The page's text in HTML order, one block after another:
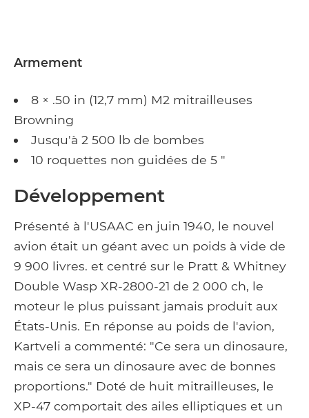
Armement
8 × .50 in (12,7 mm) M2 mitrailleuses
Browning
Jusqu'à 2 500 lb de bombes
10 roquettes non guidées de 5 "
Développement
Présenté à l'USAAC en juin 1940, le nouvel
avion était un géant avec un poids à vide de
9 900 livres. et centré sur le Pratt & Whitney
Double Wasp XR-2800-21 de 2 000 ch, le
moteur le plus puissant jamais produit aux
États-Unis. En réponse au poids de l'avion,
Kartveli a commenté: "Ce sera un dinosaure,
mais ce sera un dinosaure avec de bonnes
proportions." Doté de huit mitrailleuses, le
XP-47 comportait des ailes elliptiques et un